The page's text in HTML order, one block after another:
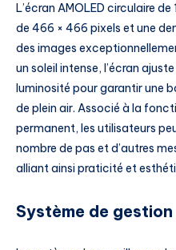
L’écran AMOLED circulaire
de 466 × 466 pixels et une
des images
un soleil intense, l’écran
luminosité pour garantir une
de plein air. Associé à la
permanent, les utilisateurs
nombre de pas et d’autres
alliant ainsi praticité et
Système de